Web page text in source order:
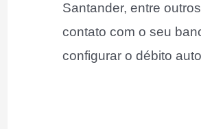
Santander, entre
contato com o seu
configurar o débito